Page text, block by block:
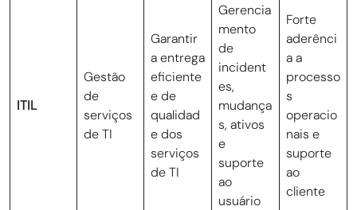
ITIL
Gestão
de
serviços
de TI
Garantir
a entrega
eficiente
e de
qualidad
e dos
serviços
de TI
Gerencia
mento
de
incident
es,
mudança
s, ativos
e
suporte
ao
usuário
Forte
aderênci
a a
processo
s
operacio
nais e
suporte
ao
cliente